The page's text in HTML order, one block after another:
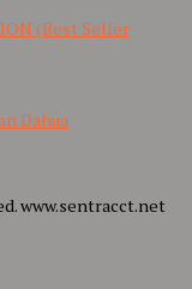
(Best Seller
Dahua
www.sentracct.net